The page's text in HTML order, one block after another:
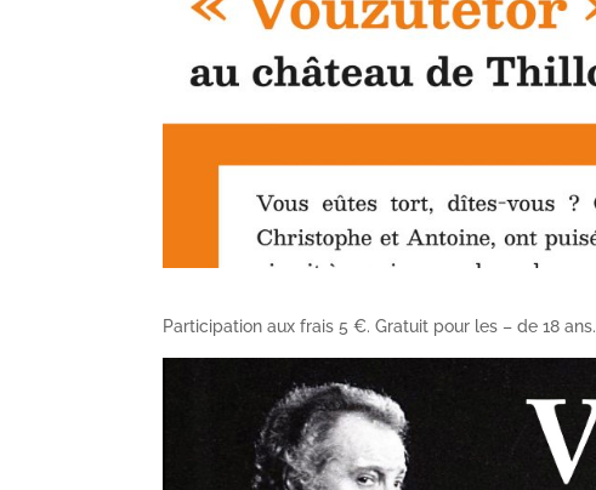
Participation aux frais 5 €. Gratuit pour les – de 18 ans.